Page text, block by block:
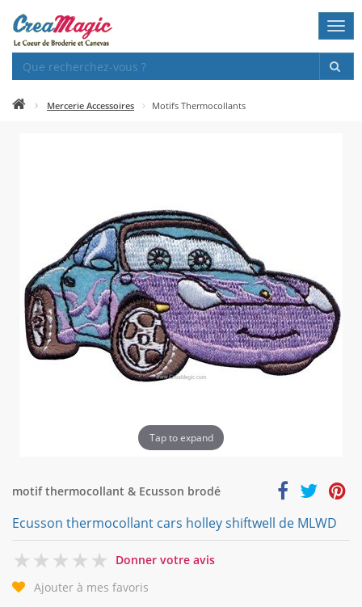
Mercerie Accessoires Motifs Thermocollants
Tap to expand
motif thermocollant & Ecusson brodé
Ecusson thermocollant cars holley shiftwell de MLWD
0
Donner votre avis
Ajouter à mes favoris